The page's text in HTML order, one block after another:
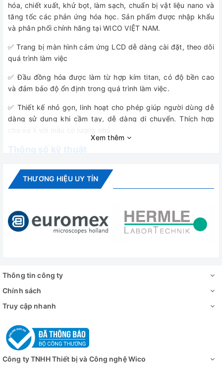
hóa, chiết xuất, khử bọt, làm sạch, chuẩn bị vật liệu nano và
tăng tốc các phản ứng hóa học. Sản phẩm được nhập khẩu
và phân phối chính hãng tại WICO VIỆT NAM.
✅ Trang bị màn hình cảm ứng LCD dễ dàng cài đặt, theo dõi
quá trình làm việc
✅ Đầu đồng hóa được làm từ hợp kím titan, có độ bền cao
và đảm bảo độ ổn định trong quá trình làm việc.
✅ Thiết kế nhỏ gọn, linh hoạt cho phép giúp người dùng dễ
dàng sử dụng khi cầm tay, dễ dàng di chuyển. Thích hợp
Thông số kỹ thuật
Model HX-250
Công suất
2.5-250W
Thể tích đồng hoá
(Với đầu siêu âm tùy
0.1 – 150ml 0.1 – 300ml
tối đa
Màn hình hiển thị
chọn
Dải nhiệt độ
220V/110V,
Xem thêm
THƯƠNG HIỆU UY TÍN
Thông tin công ty
Chính sách
Truy cập nhanh
Công ty TNHH Thiết bị và Công nghệ Wico